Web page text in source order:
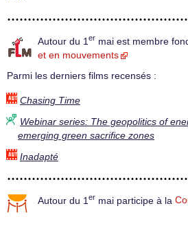
Autour du 1 er mai est membre
et en mouvements
Parmi les derniers films recensés :
Chasing Time
Webinar series: The geopolitics of
emerging green sacrifice zones
Inadapté
Autour du 1 er mai participe à la